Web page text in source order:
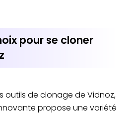
pour se cloner
outils de clonage de Vidnoz,
propose une variété